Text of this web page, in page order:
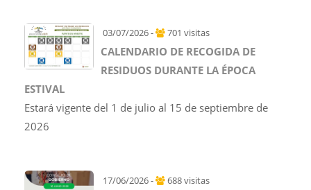
03/07/2026 - 701 visitas
CALENDARIO DE RECOGIDA DE
RESIDUOS DURANTE LA ÉPOCA
ESTIVAL
Estará vigente del 1 de julio al 15 de septiembre de
2026
17/06/2026 - 688 visitas